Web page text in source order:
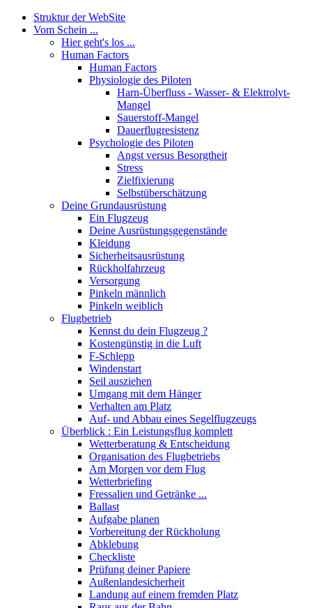
Struktur der WebSite
Vom Schein ...
Hier geht's los ...
Human Factors
Human Factors
Physiologie des Piloten
Harn-Überfluss - Wasser- & Elektrolyt-
Mangel
Sauerstoff-Mangel
Dauerflugresistenz
Psychologie des Piloten
Angst versus Besorgtheit
Stress
Zielfixierung
Selbstüberschätzung
Deine Grundausrüstung
Ein Flugzeug
Deine Ausrüstungsgegenstände
Kleidung
Sicherheitsausrüstung
Rückholfahrzeug
Versorgung
Pinkeln männlich
Pinkeln weiblich
Flugbetrieb
Kennst du dein Flugzeug ?
Kostengünstig in die Luft
F-Schlepp
Windenstart
Seil ausziehen
Umgang mit dem Hänger
Verhalten am Platz
Auf- und Abbau eines Segelflugzeugs
Überblick : Ein Leistungsflug komplett
Wetterberatung & Entscheidung
Organisation des Flugbetriebs
Am Morgen vor dem Flug
Wetterbriefing
Fressalien und Getränke ...
Ballast
Aufgabe planen
Vorbereitung der Rückholung
Abklebung
Checkliste
Prüfung deiner Papiere
Außenlandesicherheit
Landung auf einem fremden Platz